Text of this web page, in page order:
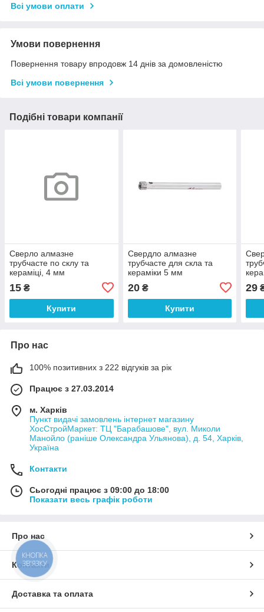
Всі умови оплати
Умови повернення
Повернення товару впродовж 14 днів за домовленістю
Всі умови повернення
Подібні товари компанії
Сверло алмазне
трубчасте по склу та
кераміці, 4 мм
15 ₴
Купити
Свердло алмазне
трубчасте для скла та
кераміки 5 мм
20₴
Купити
29
Про нас
100% позитивних з 222 відгуків за рік
Працює з 27.03.2014
м. Харків
Пункт видачі замовлень інтернет магазину
ХосСтройМаркет: ТЦ "Барабашове", вул. Миколи
Манойло (раніше Олександра Ульянова), д. 54, Харків,
Україна
Контакти
Сьогодні працює з 09:00 до 18:00
Показати весь графік роботи
Про нас
Контакти
Доставка та оплата
КНОПКА
ЗВ'ЯЗКУ